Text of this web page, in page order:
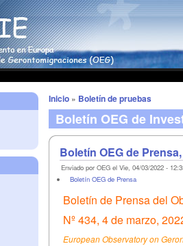
Inicio » Boletín de pruebas
Boletín OEG de
Boletín OEG de Prensa,
Enviado por OEG el Vie, 04/03/2022 -
Boletín OEG de Prensa
Boletín de Prensa del
Nº 434, 4 de marzo,
European Observatory on